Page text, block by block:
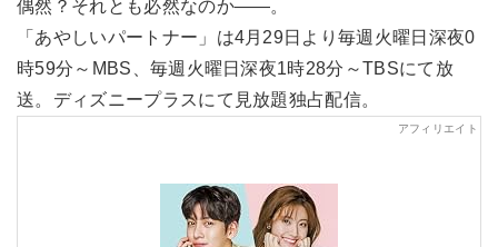
偶然？それとも必然なのか――。
「あやしいパートナー」は4月29日より毎週火曜日深夜0
時59分～MBS、毎週火曜日深夜1時28分～TBSにて放
送。ディズニープラスにて見放題独占配信。